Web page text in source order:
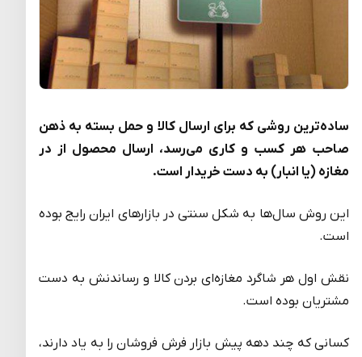
ساده‌ترین روشی که برای ارسال کالا و حمل بسته به ذهن
صاحب هر کسب و کاری می‌رسد، ارسال محصول از در
مغازه (یا انبار) به دست خریدار است.
این روش سال‌ها به شکل سنتی در بازارهای ایران رایج بوده
است.
نقش اول هر شاگرد مغازه‌ای بردن کالا و رساندنش به دست
مشتریان بوده است.
کسانی که چند دهه پیش بازار فرش فروشان را به یاد دارند،